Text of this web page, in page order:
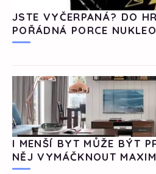
JSTE VYČERPANÁ? DO
POŘÁDNÁ PORCE
I MENŠÍ BYT MŮŽE BÝT
NĚJ VYMÁČKNOUT